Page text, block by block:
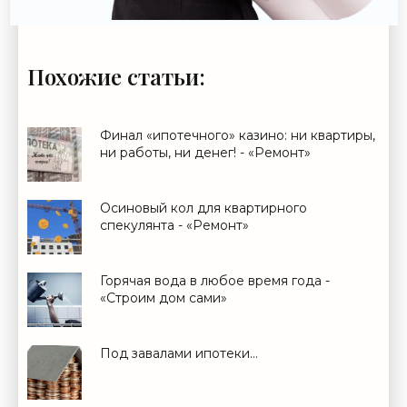
Похожие статьи:
Финал «ипотечного» казино: ни квартиры,
ни работы, ни денег! - «Ремонт»
Осиновый кол для квартирного
спекулянта - «Ремонт»
Горячая вода в любое время года -
«Строим дом сами»
Под завалами ипотеки…